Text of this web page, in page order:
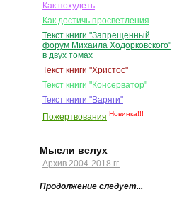
Как похудеть
Как достичь просветления
Текст книги "Запрещенный
форум Михаила Ходорковского"
в двух томах
Текст книги "Христос"
Текст книги "Консерватор"
Текст книги "Варяги"
Пожертвования Новинка!!!
Мысли вслух
Архив 2004-2018 гг.
Продолжение следует...